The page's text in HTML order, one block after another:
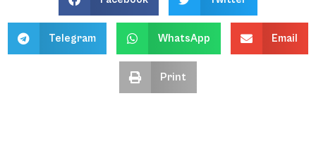
Telegram WhatsApp Email
Print